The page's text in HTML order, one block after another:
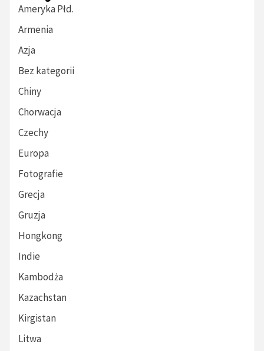
Ameryka Płd.
Armenia
Azja
Bez kategorii
Chiny
Chorwacja
Czechy
Europa
Fotografie
Grecja
Gruzja
Hongkong
Indie
Kambodża
Kazachstan
Kirgistan
Litwa